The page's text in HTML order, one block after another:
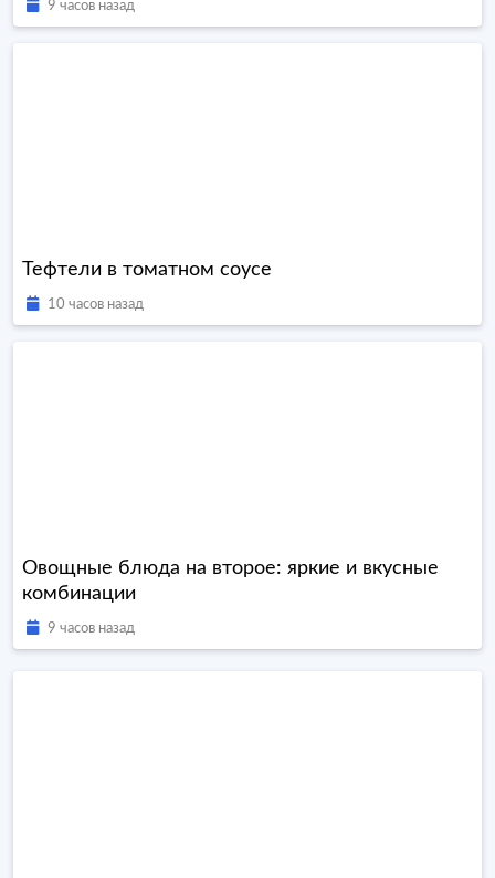
9 часов назад
Тефтели в томатном соусе
10 часов назад
Овощные блюда на второе: яркие и вкусные
комбинации
9 часов назад